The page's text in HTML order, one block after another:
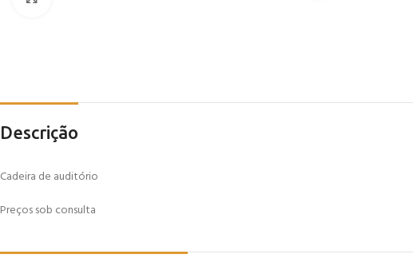
Descrição
Cadeira de auditório
Preços sob consulta